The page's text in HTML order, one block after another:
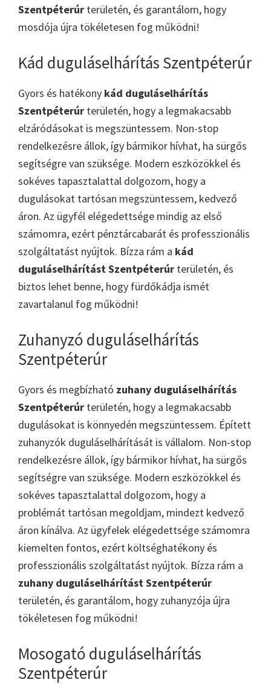
Szentpéterúr területén, és garantálom, hogy
mosdója újra tökéletesen fog működni!
Kád duguláselhárítás Szentpéterúr
Gyors és hatékony kád duguláselhárítás
Szentpéterúr területén, hogy a legmakacsabb
elzáródásokat is megszüntessem. Non-stop
rendelkezésre állok, így bármikor hívhat, ha sürgős
segítségre van szüksége. Modern eszközökkel és
sokéves tapasztalattal dolgozom, hogy a
dugulásokat tartósan megszüntessem, kedvező
áron. Az ügyfél elégedettsége mindig az első
számomra, ezért pénztárcabarát és professzionális
szolgáltatást nyújtok. Bízza rám a kád
duguláselhárítást Szentpéterúr területén, és
biztos lehet benne, hogy fürdőkádja ismét
zavartalanul fog működni!
Zuhanyzó duguláselhárítás
Szentpéterúr
Gyors és megbízható zuhany duguláselhárítás
Szentpéterúr területén, hogy a legmakacsabb
dugulásokat is könnyedén megszüntessem. Épített
zuhanyzók duguláselhárítását is vállalom. Non-stop
rendelkezésre állok, így bármikor hívhat, ha sürgős
segítségre van szüksége. Modern eszközökkel és
sokéves tapasztalattal dolgozom, hogy a
problémát tartósan megoldjam, mindezt kedvező
áron kínálva. Az ügyfelek elégedettsége számomra
kiemelten fontos, ezért költséghatékony és
professzionális szolgáltatást nyújtok. Bízza rám a
zuhany duguláselhárítást Szentpéterúr
területén, és garantálom, hogy zuhanyzója újra
tökéletesen fog működni!
Mosogató duguláselhárítás
Szentpéterúr